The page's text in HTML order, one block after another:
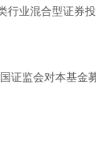
行业混合型证券
证监会对本基金